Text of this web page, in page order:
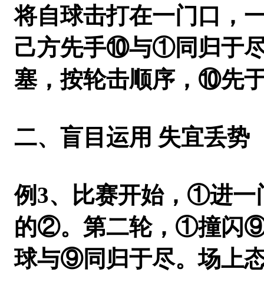
将自球击打在一门口
己方先手⑩与①同归于尽
塞，按轮击顺序，⑩先
二、盲目运用 失宜丢势
例3、比赛开始，①进
的②。第二轮，①撞闪⑨
球与⑨同归于尽。场上